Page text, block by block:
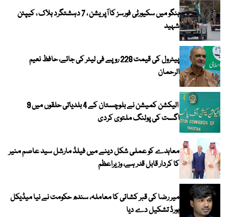
ہنگو میں سکیورٹی فورسز کا آپریشن ، 7 دہشتگرد ہلاک ، کیپٹن
شہید
پیٹرول کی قیمت 228 روپے فی لیٹر کی جائے، حافظ نعیم
الرحمان
الیکشن کمیشن نے بلوچستان کے 4 بلدیاتی حلقوں میں 9
اگست کی پولنگ ملتوی کردی
معاہدے کو عملی شکل دینے میں فیلڈ مارشل سید عاصم منیر
کا کردار قابل قدر ہے، وزیراعظم
میر رضا کی قبر کشائی کا معاملہ، سندھ حکومت نے نیا میڈیکل
بورڈ تشکیل دے دیا